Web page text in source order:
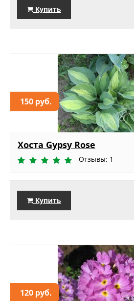
Купить
150 руб.
Хоста Gypsy Rose
Отзывы: 1
Купить
120 руб.